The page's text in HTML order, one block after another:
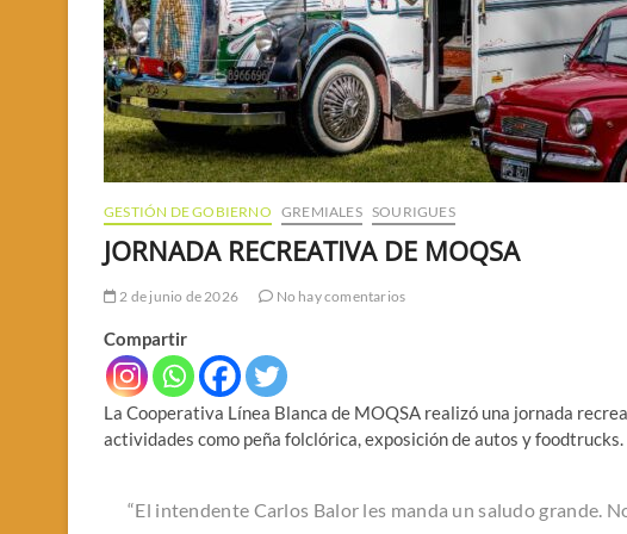
GESTIÓN DE GOBIERNO GREMIALES SOURIGUES
JORNADA RECREATIVA DE MOQSA
2 de junio de 2026 No hay comentarios
Compartir
La Cooperativa Línea Blanca de MOQSA realizó una jornada
actividades como peña folclórica, exposición de autos y
“El intendente Carlos Balor les manda un saludo grande.